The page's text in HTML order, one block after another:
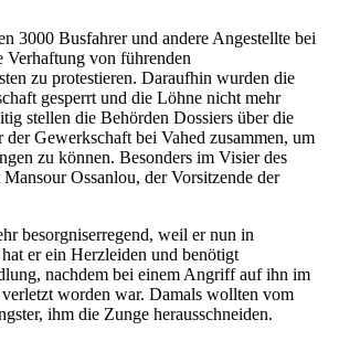
3000 Busfahrer und andere Angestellte bei
Verhaftung von führenden
zu protestieren. Daraufhin wurden die
gesperrt und die Löhne nicht mehr
stellen die Behörden Dossiers über die
Gewerkschaft bei Vahed zusammen, um
zu können. Besonders im Visier des
Mansour Ossanlou, der Vorsitzende der
besorgniserregend, weil er nun in
er ein Herzleiden und benötigt
nachdem bei einem Angriff auf ihn im
worden war. Damals wollten vom
ihm die Zunge herausschneiden.